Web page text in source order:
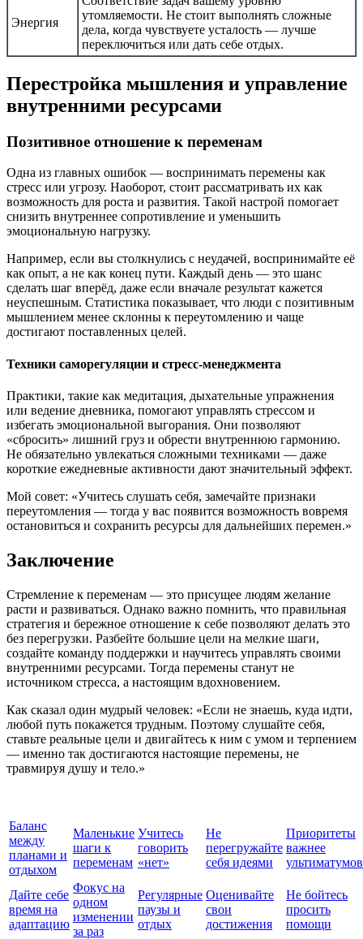
Энергия
утомляемости. Не стоит выполнять сложные
дела, когда чувствуете усталость — лучше
переключиться или дать себе отдых.
Перестройка мышления и управление
внутренними ресурсами
Позитивное отношение к переменам
Одна из главных ошибок — воспринимать перемены как
стресс или угрозу. Наоборот, стоит рассматривать их как
возможность для роста и развития. Такой настрой помогает
снизить внутреннее сопротивление и уменьшить
эмоциональную нагрузку.
Например, если вы столкнулись с неудачей, воспринимайте её
как опыт, а не как конец пути. Каждый день — это шанс
сделать шаг вперёд, даже если вначале результат кажется
неуспешным. Статистика показывает, что люди с позитивным
мышлением менее склонны к переутомлению и чаще
достигают поставленных целей.
Техники саморегуляции и стресс-менеджмента
Практики, такие как медитация, дыхательные упражнения
или ведение дневника, помогают управлять стрессом и
избегать эмоциональной выгорания. Они позволяют
«сбросить» лишний груз и обрести внутреннюю гармонию.
Не обязательно увлекаться сложными техниками — даже
короткие ежедневные активности дают значительный эффект.
Мой совет: «Учитесь слушать себя, замечайте признаки
переутомления — тогда у вас появится возможность вовремя
остановиться и сохранить ресурсы для дальнейших перемен.»
Заключение
Стремление к переменам — это присущее людям желание
расти и развиваться. Однако важно помнить, что правильная
стратегия и бережное отношение к себе позволяют делать это
без перегрузки. Разбейте большие цели на мелкие шаги,
создайте команду поддержки и научитесь управлять своими
внутренними ресурсами. Тогда перемены станут не
источником стресса, а настоящим вдохновением.
Как сказал один мудрый человек: «Если не знаешь, куда идти,
любой путь покажется трудным. Поэтому слушайте себя,
ставьте реальные цели и двигайтесь к ним с умом и терпением
— именно так достигаются настоящие перемены, не
травмируя душу и тело.»
Баланс
между
планами и
отдыхом
Маленькие
шаги к
переменам
Учитесь
говорить
«нет»
Не
перегружайте
себя идеями
Приоритеты
важнее
ультиматумов
Дайте себе
время на
адаптацию
Фокус на
одном
изменении
за раз
Регулярные
паузы и
отдых
Оценивайте
свои
достижения
Не бойтесь
просить
помощи